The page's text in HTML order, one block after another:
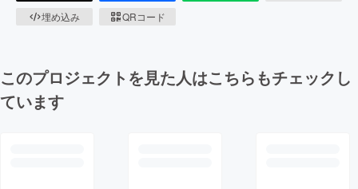
埋め込み
QRコード
このプロジェクトを見た人はこちらもチェックし
ています